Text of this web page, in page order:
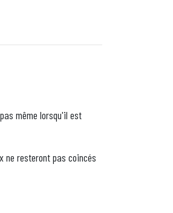
même lorsqu'il est
ne resteront pas coincés